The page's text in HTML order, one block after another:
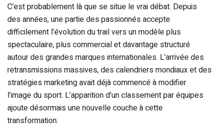
C’est probablement là que se situe le vrai débat. Depuis
des années, une partie des passionnés accepte
difficilement l’évolution du trail vers un modèle plus
spectaculaire, plus commercial et davantage structuré
autour des grandes marques internationales. L’arrivée des
retransmissions massives, des calendriers mondiaux et des
stratégies marketing avait déjà commencé à modifier
l’image du sport. L’apparition d’un classement par équipes
ajoute désormais une nouvelle couche à cette
transformation.